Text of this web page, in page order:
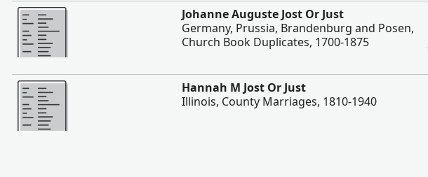
Ավելի
Johanne Auguste Jost Or Just
Germany, Prussia, Brandenburg and Posen,
Church Book Duplicates, 1700-1875
Ավելի
Hannah M Jost Or Just
Illinois, County Marriages, 1810-1940